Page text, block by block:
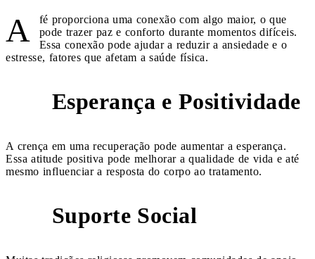
A
fé proporciona uma conexão com algo maior, o que
pode trazer paz e conforto durante momentos difíceis.
Essa conexão pode ajudar a reduzir a ansiedade e o
estresse, fatores que afetam a saúde física.
Esperança e Positividade
A crença em uma recuperação pode aumentar a esperança.
Essa atitude positiva pode melhorar a qualidade de vida e até
mesmo influenciar a resposta do corpo ao tratamento.
Suporte Social